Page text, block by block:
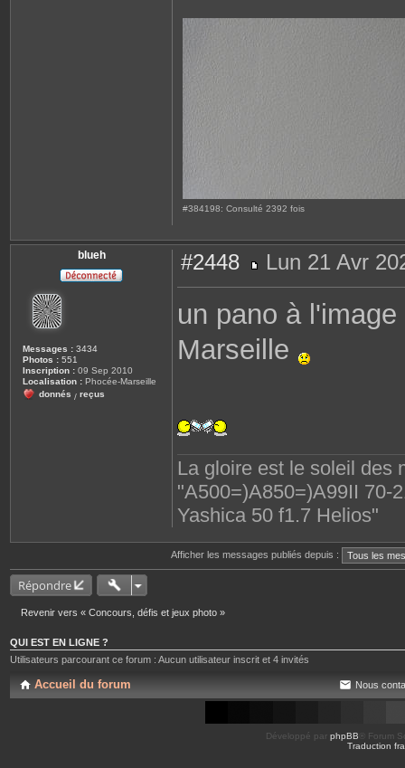
#384198: Consulté 2392 fois
blueh
Messages : 3434
Photos : 551
Inscription : 09 Sep 2010
Localisation : Phocée-Marseille
donnés / reçus
#2448
e
a
e
Lun 21 Avr
un pano à
Marseille
La gloire est le soleil des
"A500=)A850=)A99II 70-
Yashica 50 f1.7 Helios"
Afficher les messages publiés depuis :
Répondre
Revenir vers « Concours, défis et jeux photo »
QUI EST EN LIGNE ?
Utilisateurs parcourant ce forum : Aucun utilisateur inscrit et 4 invités
Accueil du forum Nous
Développé par phpBB ® Forum
Traduction